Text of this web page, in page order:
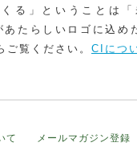
る」ということは
たらしいロゴに込め
ご覧ください。 CIにつ
て メールマガジン登録